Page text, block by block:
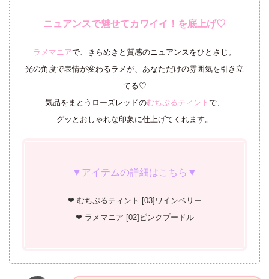
ニュアンスで魅せてカワイイ！を底上げ♡
ラメマニアで、きらめきと質感のニュアンスをひとさじ。
光の角度で表情が変わるラメが、あなただけの雰囲気を引き立
てる♡
気品をまとうローズレッドのむちぷるティント で、
グッとおしゃれな印象に仕上げてくれます。
▼アイテムの詳細はこちら▼
❤︎ むちぷるティント [03]ワインベリー
❤︎ ラメマニア [02]ピンクプードル